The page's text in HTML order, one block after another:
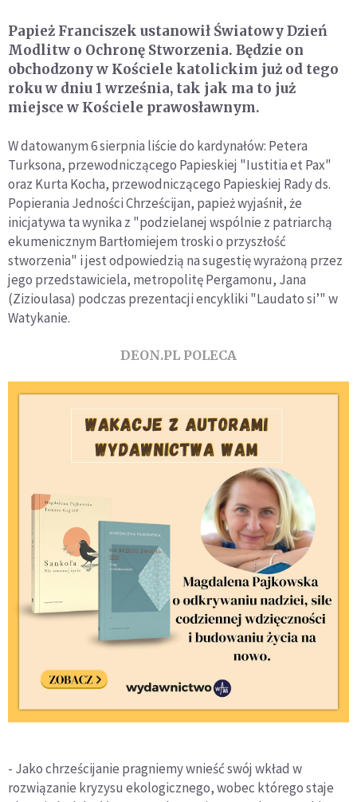
Papież Franciszek ustanowił Światowy Dzień
Modlitw o Ochronę Stworzenia. Będzie on
obchodzony w Kościele katolickim już od tego
roku w dniu 1 września, tak jak ma to już
miejsce w Kościele prawosławnym.
W datowanym 6 sierpnia liście do kardynałów: Petera
Turksona, przewodniczącego Papieskiej "Iustitia et Pax"
oraz Kurta Kocha, przewodniczącego Papieskiej Rady ds.
Popierania Jedności Chrześcijan, papież wyjaśnił, że
inicjatywa ta wynika z "podzielanej wspólnie z patriarchą
ekumenicznym Bartłomiejem troski o przyszłość
stworzenia" i jest odpowiedzią na sugestię wyrażoną przez
jego przedstawiciela, metropolitę Pergamonu, Jana
(Zizioulasa) podczas prezentacji encykliki "Laudato si’" w
Watykanie.
DEON.PL POLECA
- Jako chrześcijanie pragniemy wnieść swój wkład w
rozwiązanie kryzysu ekologicznego, wobec którego staje